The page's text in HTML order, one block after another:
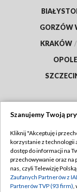
GORZÓW
KRAKÓW /
OPOLE
Abonament TVP
Emisja w TVP
Szanujemy Twoją
Kliknij "Akceptuję i
korzystanie z technologii
dostęp do informacji na
przechowywanie oraz na
nas, czyli Telewizję
Zaufanych Partnerów z
Partnerów TVP (93 firm),